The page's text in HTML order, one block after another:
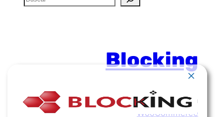
Blocking
Funciona gracias aWordPresscon
WooCommerce